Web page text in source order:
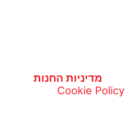
מדיניות החנות
Cookie Policy